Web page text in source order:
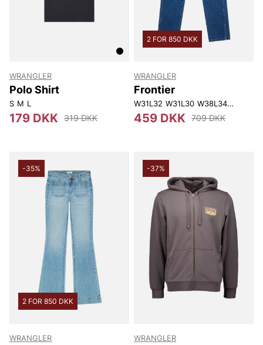
WRANGLER
Polo Shirt
S M L
179 DKK 319 DKK
2 FOR 850 DKK
WRANGLER
Frontier
W31L32 W31L30 W38L34 W28L32
459 DKK 709 DKK
-35%
2 FOR 850 DKK
WRANGLER
-37%
WRANGLER